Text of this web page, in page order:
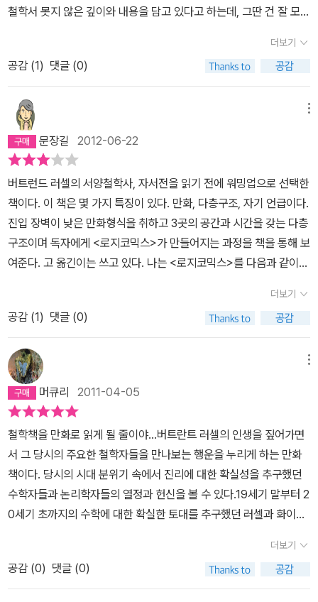
오랫동안 확고히 세워져 있었던 하나의 토대가 무너지고 있다는 것
내적 갈등을 상징적으로 표현하고 있다. 역사적인 사례를 통해서도
가치 등이 한순간에 변화한다는 것은 쉬운 일이 아니다. 무엇보다도
그 예측불가능한 변화의 시류 속에 자신이 직접 동참하고 주도하
는 것 역시 쉽지가 않은 일이다. 갈릴레오 갈릴레이와 코페르니쿠스
은 생전에 종교적인 핍박에 시달려야 했으며 니체 역시 신을 부정한
다는 말 한 마디 때문에 종교로부터 배척과 오해를 받아야만 했다. 러
셀 역시 당시 학계를 지배하고 있는 거대한 학문적 신념의 틀을 깨부
수기가 쉽지 않았을 것이고 자신 스스로도 그런 시도에 막연한 두려
움을 가졌을지도 모른다. 자신의 내면 속에 존재하고 있던 ' 정신적
인 ' 위험성에 대한 두려움을 극복하고나서야 화이트헤드와의 기나긴
공동 연구를 통해서 자신의 이름을 널리 알리게 되는 계기가 마련되
도의 본격적인 첫 발걸음을 내딛었지만 일생 동안 천착해 온 무결점
의 수학 원리는 끝내 도출하는 데 실패하고 만다. 확실성의 진리
에 이르는 왕도는 없다 학문의 가장 완벽한 기초, 토대를 찾기 위해
서 수년동안에 걸쳐 오로지 수와 식, 기호로 가득찬 공식을 집착했던
러셀의 입장에서는 확실성의 토대에 대한 불확실성이라는 미제의 결
론에 대해서 탐탁치 않게 여겼을 것이다. 영원하며 절대적인 확실성
으로 이루어진 진리가 존재하고 있을 것이라고 믿어 의심치 않았던
러셀에게 오랜 논리학 연구를 통해서 남게 된 것은 정신적인 후유증,
그것이 바로 ' 확실하게 증명하고자 했던 ' 완벽한 실체에 대한 증명이
감과 회의감 때문에 논리학자들은 정신분열증을 겪을 수 밖에 없었
다. 그리고 러셀뿐만 아니라 확실한 토대의 논리를 추구하기 위해 시
도했던 수학자, 논리학자들 역시 예외는 아니었다. 프레게와 칸토어
전한다. '나도 이 사람(라이프니츠)과 똑 같은 꿈을 꾸었습니다. 논리
방법을 발견하겠다는 꿈!확실성의 모범인 논리학과 수학에서도 완벽
한 이성적 확실성에 도달할 수 없다면, 하물며 복잡하고 어지러운 인
간사에서는 더 말할 것이 있겠습니까? 사적인 영역과 공적인 영역을
막론하고 인간사에서 완벽한 이성적 확실성에 도달하기는 정녕 불가
능합니다!잘 들으십시오. 내 이야기를 조심하라는 교훈이 담긴 이야
기로, 기존의 해결책들을 비판하는 이야기로 해석해주십시오. 내 이
야기는 공식을 적용하는 것으로는 부족하다고 말합니다. 여러분이 정
말로 어려운 문제에 직면했을 때, 공식의 적용은 정녕 불충분합니다!
나는 여러분이 아니므로 여러분이 할 일을 말씀드릴 수 없습니다. 지
금 딜레마에 직면한 여러분을 위해 나는 내 이야기를 들려주었습니
다. 그것이 전부입니다. 인정합니다. 가능한 대답이지요. 그것이 내 이
야기에 대한 당신의 반응입니다. 거기 숙녀분의 반응은 무엇일까요?
1. 13 by 책과의 일상 http://blog.naver.com/cjiim
는 친숙한 형식에 담아냈으니 대중적인 접근성과 재미까지도 잡아낸
셈이다 여러 모로 만족스럽고 감탄스러운 좋은 책이다 이 책의 존재
를 처음 알았을 때에는 만화책이라는 점이 마음에 걸려 굳이 구매할
그러다 최근 중고매장에서 발견해 싼값에 주고 샀는데, 잠깐 들춰보
기만 하려다가 너무 재미있어서 곧잘 빠져들어 구매한 당일 저녁동안
다 읽어버렸다 앞서 말했듯이 수학기초론을 좀 더 알고 난 뒤에 다시
읽으면 또 새롭게 느껴질 것 같다 만화책이라고 얕잡아볼 게 아닌, 소
장 가치가 충분한 책이라고 생각한다
철학서 못지 않은 깊이와 내용을 담고 있다고 하는데, 그딴 건 잘 모르
가] 등 러셀이 직접 쓴 저서들에서 느꼈던 만큼의 재미와 공감을 느끼
지는 못한 건 확실하다.
러셀에 대한 책만 아니었으면 분명 읽지 않았
을 류의 책인데, 낚였다는 생각도 좀 든다. 만화다 보니 서너시간이면
금세 읽을 수 있어 시간 아깝다는 생각이 들지 않은 건 다행.
더보기
공감 (1) 댓글 (0)
문장길 2012-06-22
버트런드 러셀의 서양철학사, 자서전을 읽기 전에 워밍업으로 선택한
책이다. 이 책은 몇 가지 특징이 있다. 만화, 다층구조, 자기 언급이다.
진입 장벽이 낮은 만화형식을 취하고 3곳의 공간과 시간을 갖는 다층
구조이며 독자에게 <로지코믹스>가 만들어지는 과정을 책을 통해 보
여준다. 고 옮긴이는 쓰고 있다. 나는 <로지코믹스>를 다음과 같이
스토리의 끊김 없이 러셀의 삶을 논리학과 잘 버무려 칼칼하게, 담백
하게 보여주었다. 하지만 결론 부분은 마침표를 찍지 않아 아쉽다. 결
론의 주체는 언제나 인간이 되어야 한다. 러셀의 유년시절, 수학과의
만남은 불행한 가족사와 광기 어린 집안내력을 극복하고 '처음으로
무언가를 완전히 확실하게 아는 즐거움'을 주었다. 대학에서 러셀은
수학과 철학이 확고한 토대와 엄밀한 언어를 갖길 바랐다. 진리를 찾
아 떠난 여행에서 새로운 사상을 접하게 되었고 수학에 확고한 토대
를 제공할 새로운 논리언어 기하학에 주목했다. 기하학에서 집합론은
핵심역할을 담당했다. 하지만 '러셀의 역설'로 논리학의 결함이 발견
되었다. 이후 러셀과 화이트헤드는 그 결함을 보완하기 위해 '수학원
리'를 썼지만, 결과는 실패였다. '프레게, 러셀, 화이트헤드는 확실히
훌륭한 지도제작자들이었다. 하지만 결국 그들은 실재와 지도를 혼동
했는지도 모른다!' - 221쪽 비트겐슈타인의 '논리철학논고'의 논증을
소개하는 부분은 인상적이었다. 러셀이 실제로 비트겐슈타인이 발견
더보기
공감 (1) 댓글 (0)
머큐리 2011-04-05
철학책을 만화로 읽게 될 줄이야...버트란트 러셀의 인생을 짚어가면
서 그 당시의 주요한 철학자들을 만나보는 행운을 누리게 하는 만화
책이다. 당시의 시대 분위기 속에서 진리에 대한 확실성을 추구했던
수학자들과 논리학자들의 열정과 헌신을 볼 수 있다.19세기 말부터 2
0세기 초까지의 수학에 대한 확실한 토대를 추구했던 러셀과 화이트
쟁 속에서 진리의 확고한 토대를 발견하고자 하는 지성을 담아냈다.
현재 우리가 누리는 현실... 특히 컴퓨터와 인터넷은 이들의 노력이 뒷
받침되지 않고서는 설명하기 힘들다.진리의 굳건한 토대를 찾으려 했
더보기
공감 (0) 댓글 (0)